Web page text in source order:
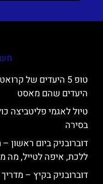
טופ 5 היעדים של
היעדים שהם מאסט
טיול לאגמי פליטביצה
בסירה
דוברובניק ביום ראשון
ללכת, איפה לטייל, מה
דוברובניק בקיץ –